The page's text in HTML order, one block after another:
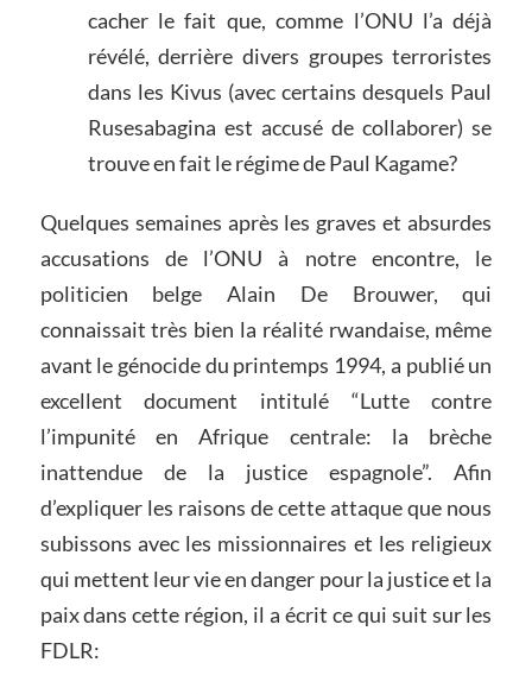
cacher le fait que, comme l’ONU l’a déjà
révélé, derrière divers groupes terroristes
dans les Kivus (avec certains desquels Paul
Rusesabagina est accusé de collaborer) se
trouve en fait le régime de Paul Kagame?
Quelques semaines après les graves et absurdes
accusations de l’ONU à notre encontre, le
politicien belge Alain De Brouwer, qui
connaissait très bien la réalité rwandaise, même
avant le génocide du printemps 1994, a publié un
excellent document intitulé “Lutte contre
l’impunité en Afrique centrale: la brèche
inattendue de la justice espagnole”. Afin
d’expliquer les raisons de cette attaque que nous
subissons avec les missionnaires et les religieux
qui mettent leur vie en danger pour la justice et la
paix dans cette région, il a écrit ce qui suit sur les
FDLR: